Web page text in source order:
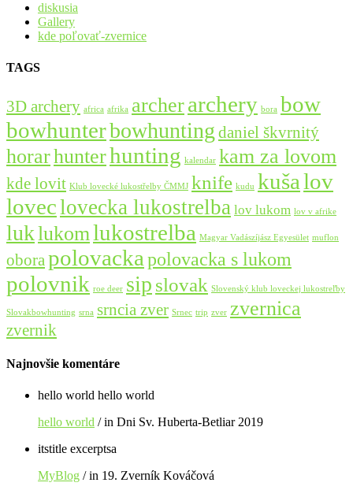
diskusia
Gallery
kde poľovať-zvernice
TAGS
3D archery africa afrika archerarchery bora bow
bowhunterbowhunting daniel škvrnitý
horarhunterhunting kalendar kam za lovom
kde lovit Klub lovecké lukostřelby ČMMJ knife kudu kušalov
loveclovecka lukostrelba lov lukom lov v afrike
luklukomlukostrelba Magyar Vadászíjász Egyesület muflon
obora polovacka polovacka s lukom
polovnik roe deer sip slovak Slovenský klub loveckej lukostreľby
Slovakbowhunting srna srncia zver Srnec trip zver zvernica
zvernik
Najnovšie komentáre
hello world hello world
hello world / in Dni Sv. Huberta-Betliar 2019
itstitle excerptsa
MyBlog / in 19. Zverník Kováčová